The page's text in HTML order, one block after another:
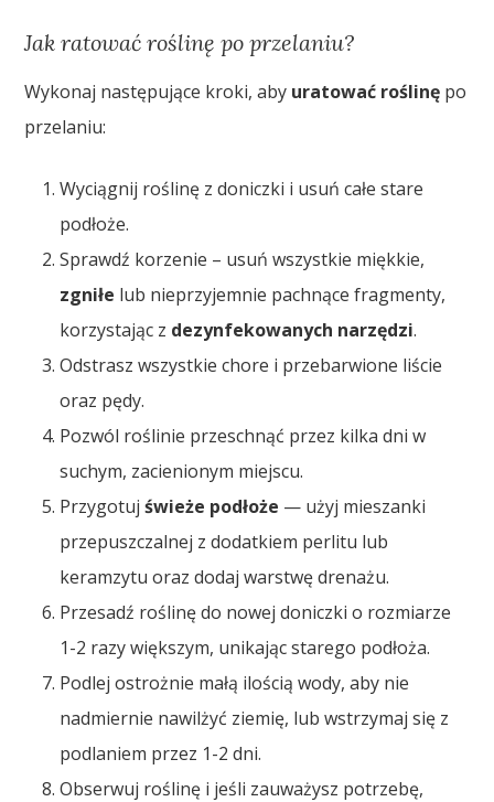
Jak ratować roślinę po przelaniu?
Wykonaj następujące kroki, aby uratować roślinę po
przelaniu:
Wyciągnij roślinę z doniczki i usuń całe stare
podłoże.
Sprawdź korzenie – usuń wszystkie miękkie,
zgniłe lub nieprzyjemnie pachnące fragmenty,
korzystając z dezynfekowanych narzędzi.
Odstrasz wszystkie chore i przebarwione liście
oraz pędy.
Pozwól roślinie przeschnąć przez kilka dni w
suchym, zacienionym miejscu.
Przygotujświeże podłoże — użyj mieszanki
przepuszczalnej z dodatkiem perlitu lub
keramzytu oraz dodaj warstwę drenażu.
Przesadź roślinę do nowej doniczki o rozmiarze
1-2 razy większym, unikając starego podłoża.
Podlej ostrożnie małą ilością wody, aby nie
nadmiernie nawilżyć ziemię, lub wstrzymaj się z
podlaniem przez 1-2 dni.
Obserwuj roślinę i jeśli zauważysz potrzebę,